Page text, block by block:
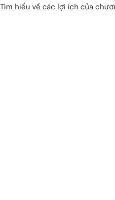
Tìm hiểu về các lợi ích của